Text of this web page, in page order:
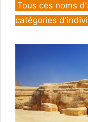
Tous ces noms
catégories